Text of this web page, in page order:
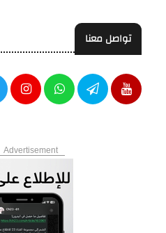
تواصل معنا
Advertisement